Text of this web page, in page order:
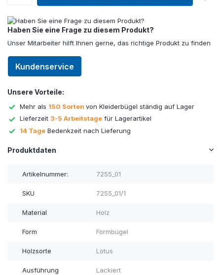
Haben Sie eine Frage zu diesem Produkt?
Unser Mitarbeiter hilft Ihnen gerne, das richtige Produkt zu finden
Kundenservice
Unsere Vorteile:
Mehr als 150 Sorten von Kleiderbügel ständig auf Lager
Lieferzeit 3-5 Arbeitstage für Lagerartikel
14 Tage Bedenkzeit nach Lieferung
Produktdaten
Artikelnummer: 7255_01
SKU 7255_01/1
Material Holz
Form Formbügel
Holzsorte Lotus
Ausführung Lackiert